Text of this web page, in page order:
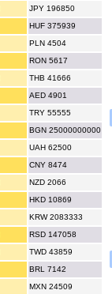
JPY 196850
HUF 375939
PLN 4504
RON 5617
THB 41666
AED 4901
TRY 55555
BGN 25000000000
UAH 62500
CNY 8474
NZD 2066
HKD 10869
KRW 2083333
RSD 147058
TWD 43859
BRL 7142
MXN 24509